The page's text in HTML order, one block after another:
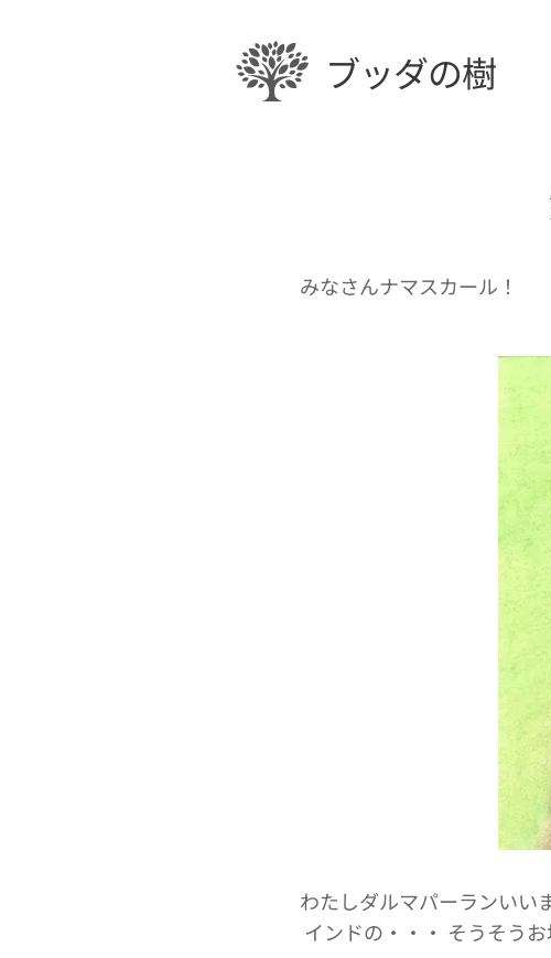
ブッダの樹
みなさんナマスカール！
わたしダルマパーランいいま
インドの・・・ そうそうお